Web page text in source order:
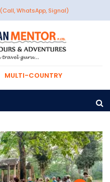
(Call, WhatsApp, Signal)
MULTI-COUNTRY